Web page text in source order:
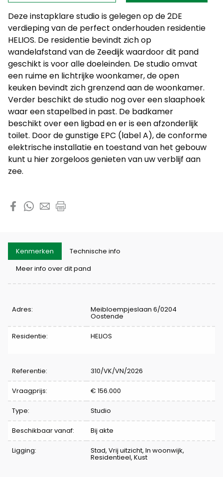
Deze instapklare studio is gelegen op de 2DE
verdieping van de perfect onderhouden residentie
HELIOS. De residentie bevindt zich op
wandelafstand van de Zeedijk waardoor dit pand
geschikt is voor alle doeleinden. De studio omvat
een ruime en lichtrijke woonkamer, de open
keuken bevindt zich grenzend aan de woonkamer.
Verder beschikt de studio nog over een slaaphoek
waar een stapelbed in past. De badkamer
beschikt over een ligbad en er is een afzonderlijk
toilet. Door de gunstige EPC (label A), de conforme
elektrische installatie en toestand van het gebouw
kunt u hier zorgeloos genieten van uw verblijf aan
zee.
Deel dit pand
Kenmerken
Technische info
Meer info over dit pand
Kenmerken
Adres: Meibloempjeslaan 6/0204
Oostende
Residentie: HELIOS
Referentie: 310/VK/VN/2026
Vraagprijs: € 156.000
Type: Studio
Beschikbaar vanaf: Bij akte
Ligging: Stad, Vrij uitzicht, In woonwijk,
Residentieel, Kust